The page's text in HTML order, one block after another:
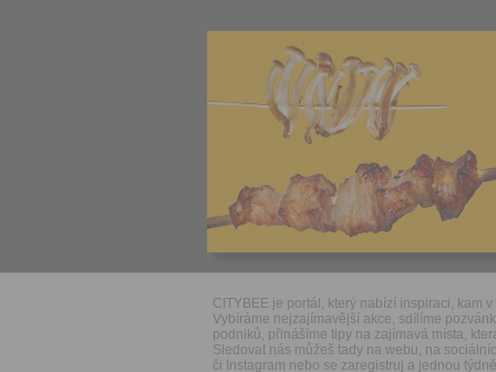
CITYBEE je portál, který nabízí inspiraci, kam v
Vybíráme nejzajímavější akce, sdílíme
podniků, přinášíme tipy na zajímavá místa,
Sledovat nás můžeš tady na webu, na
či Instagram nebo se zaregistruj a jednou